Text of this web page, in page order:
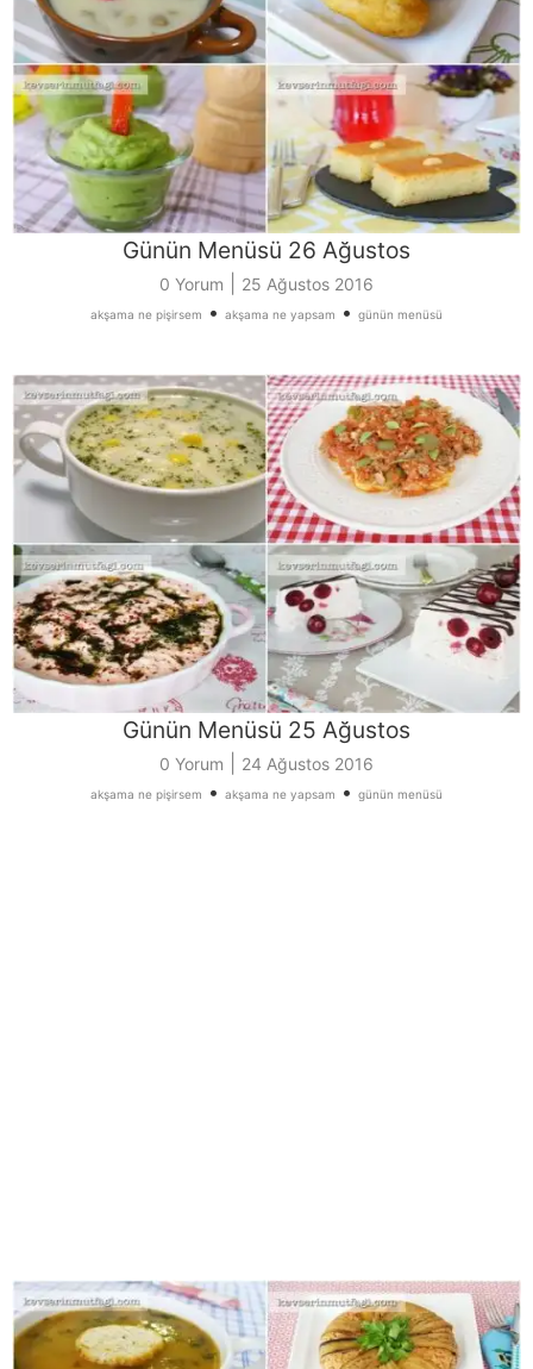
Günün Menüsü 26 Ağustos
0 Yorum 25 Ağustos 2016
akşama ne pişirsem • akşama ne yapsam • günün menüsü
Günün Menüsü 25 Ağustos
0 Yorum 24 Ağustos 2016
akşama ne pişirsem • akşama ne yapsam • günün menüsü